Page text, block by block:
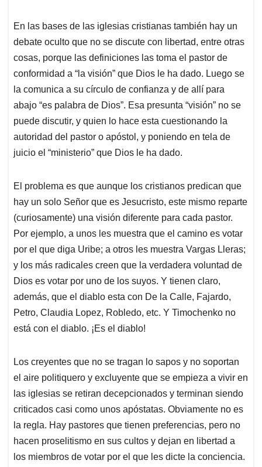
En las bases de las iglesias cristianas también hay un
debate oculto que no se discute con libertad, entre otras
cosas, porque las definiciones las toma el pastor de
conformidad a “la visión” que Dios le ha dado. Luego se
la comunica a su círculo de confianza y de allí para
abajo “es palabra de Dios”. Esa presunta “visión” no se
puede discutir, y quien lo hace esta cuestionando la
autoridad del pastor o apóstol, y poniendo en tela de
juicio el “ministerio” que Dios le ha dado.
El problema es que aunque los cristianos predican que
hay un solo Señor que es Jesucristo, este mismo reparte
(curiosamente) una visión diferente para cada pastor.
Por ejemplo, a unos les muestra que el camino es votar
por el que diga Uribe; a otros les muestra Vargas Lleras;
y los más radicales creen que la verdadera voluntad de
Dios es votar por uno de los suyos. Y tienen claro,
además, que el diablo esta con De la Calle, Fajardo,
Petro, Claudia Lopez, Robledo, etc. Y Timochenko no
está con el diablo. ¡Es el diablo!
Los creyentes que no se tragan lo sapos y no soportan
el aire politiquero y excluyente que se empieza a vivir en
las iglesias se retiran decepcionados y terminan siendo
criticados casi como unos apóstatas. Obviamente no es
la regla. Hay pastores que tienen preferencias, pero no
hacen proselitismo en sus cultos y dejan en libertad a
los miembros de votar por el que les dicte la conciencia.